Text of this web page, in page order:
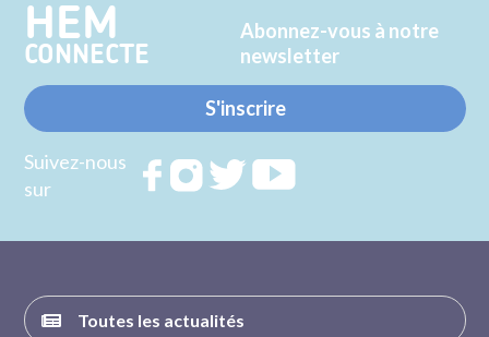
HEM
CONNECTE
Abonnez-vous à notre
newsletter
S'inscrire
Suivez-nous
sur
RejoignezRejoignezRejoignez
Toutes les actualités